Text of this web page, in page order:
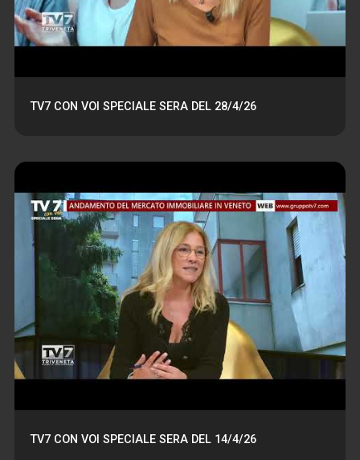
TV7 CON VOI SPECIALE SERA DEL 28/4/26
TV7 CON VOI SPECIALE SERA DEL 14/4/26